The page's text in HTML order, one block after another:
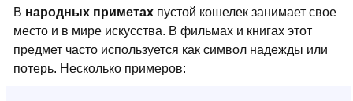
В народных приметах пустой кошелек занимает свое
место и в мире искусства. В фильмах и книгах этот
предмет часто используется как символ надежды или
потерь. Несколько примеров: